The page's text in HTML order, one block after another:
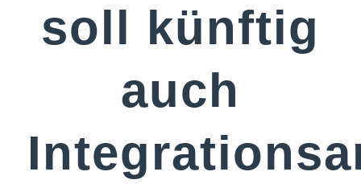
soll künftig
auch